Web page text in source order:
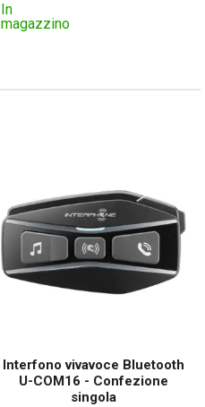
In
magazzino
Interfono vivavoce Bluetooth
U-COM16 - Confezione
singola